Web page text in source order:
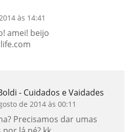
às 14:41
amei! beijo
- Cuidados e Vaidades
de 2014 às 00:11
Precisamos dar umas